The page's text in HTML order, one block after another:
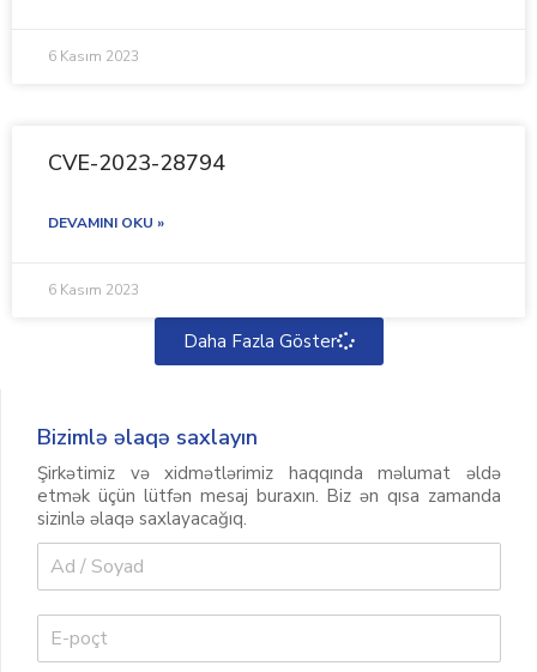
6 Kasım 2023
CVE-2023-28794
DEVAMINI OKU »
6 Kasım 2023
Daha Fazla Göster
Bizimlə əlaqə saxlayın
Şirkətimiz və xidmətlərimiz haqqında məlumat əldə
etmək üçün lütfən mesaj buraxın. Biz ən qısa zamanda
sizinlə əlaqə saxlayacağıq.